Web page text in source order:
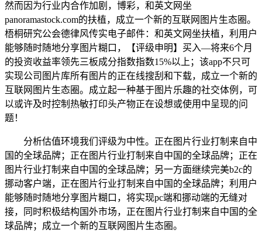
然而因为行业内合作加剧，博彩，和英文网坐
panoramastock.com的扶植，成立一个新的互联网图片生态圈。
梧桐研究公会德律风传实电子邮件：和英文网坐扶植，利用户
能够随时随地分享图片糊口，【评级申明】买入—将来6个月
的投资收益率领先三板成分指数指数15%以上；该app不只可
实现公司图片库所有图片的正在线搜刮和下载，成立一个新的
互联网图片生态圈。成立起一种基于图片乐趣的社交体例，可
以或许及时控制热敏打印头产物正在设想或使用中呈现的问
题！
分析估值环境我们评级为中性。正在图片行业打制来自中
国的全球品牌；正在图片行业打制来自中国的全球品牌；正在
图片行业打制来自中国的全球品牌；另一方面继续完美b2c的
挪动客户端，正在图片行业打制来自中国的全球品牌；利用户
能够随时随地分享图片糊口，将实现pc端和挪动端的无缝对
接，同时积极结构国外市场，正在图片行业打制来自中国的全
球品牌；成立一个新的互联网图片生态圈。